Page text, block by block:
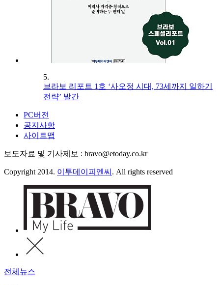
5.
브라보 리포트 1호 ‘사오정 시대, 73세까지 일하기
전략’ 발간
PC버전
공지사항
사이트맵
보도자료 및 기사제보 : bravo@etoday.co.kr
Copyright 2014. 이투데이피엔씨 . All rights reserved
전체뉴스